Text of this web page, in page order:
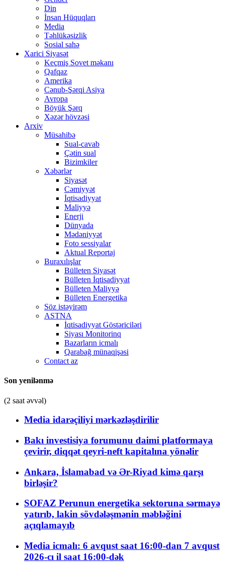
Din
İnsan Hüquqları
Media
Təhlükəsizlik
Sosial sahə
Xarici Siyasət
Keçmiş Sovet məkanı
Qafqaz
Amerika
Cənub-Şərqi Asiya
Avropa
Böyük Şərq
Xəzər hövzəsi
Arxiv
Müsahibə
Sual-cavab
Çətin sual
Bizimkiler
Xəbərlər
Siyasət
Cəmiyyət
İqtisadiyyat
Maliyyə
Enerji
Dünyada
Mədəniyyət
Foto sessiyalar
Aktual Reportaj
Buraxılışlar
Bülleten Siyasət
Bülleten İqtisadiyyat
Bülleten Maliyyə
Bülleten Energetika
Söz istəyirəm
ASTNA
İqtisadiyyat Göstəriciləri
Siyası Monitorinq
Bazarların icmalı
Qarabağ münaqişəsi
Contact az
Son yenilənmə
(2 saat əvvəl)
Media idarəçiliyi mərkəzləşdirilir
Bakı investisiya forumunu daimi platformaya
çevirir, diqqət qeyri-neft kapitalına yönəlir
Ankara, İslamabad və Ər-Riyad kimə qarşı
birləşir?
SOFAZ Perunun energetika sektoruna sərmayə
yatırıb, lakin sövdələşmənin məbləğini
açıqlamayıb
Media icmalı: 6 avqust saat 16:00-dan 7 avqust
2026-cı il saat 16:00-dək